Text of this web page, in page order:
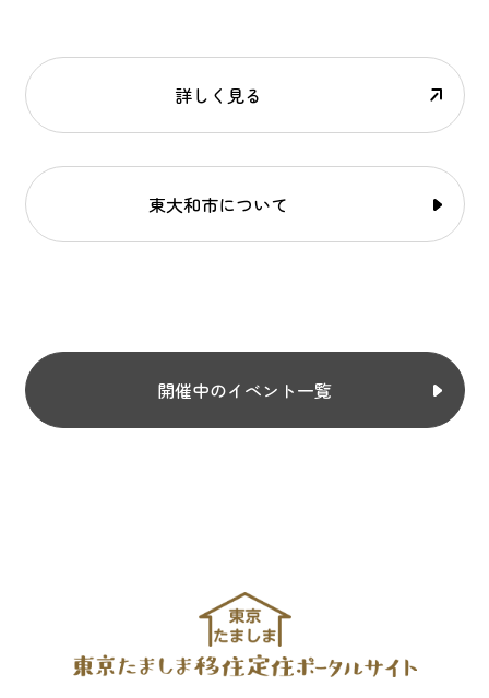
詳しく見る
東大和市について
開催中のイベント一覧